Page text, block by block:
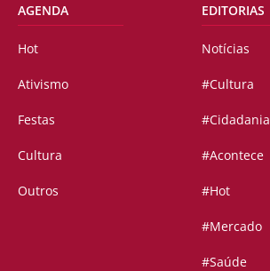
AGENDA
Hot
Ativismo
Festas
Cultura
Outros
EDITORIAS
Notícias
#Cultura
#Cidadania
#Acontece
#Hot
#Mercado
#Saúde